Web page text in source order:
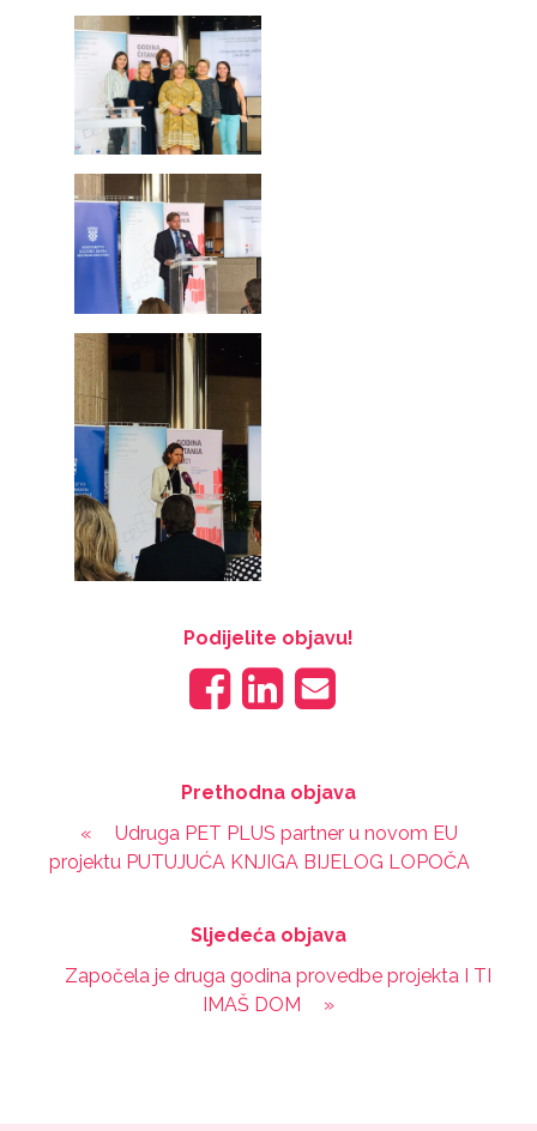
Podijelite objavu!
Prethodna objava
«
Udruga PET PLUS partner u novom EU
projektu PUTUJUĆA KNJIGA BIJELOG LOPOČA
Sljedeća objava
Započela je druga godina provedbe projekta I TI
IMAŠ DOM
»